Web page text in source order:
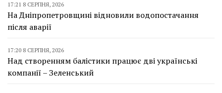
17:21 8 СЕРПНЯ, 2026
На Дніпропетровщині відновили водопостачання
після аварії
17:20 8 СЕРПНЯ, 2026
Над створенням балістики працює дві українські
компанії – Зеленський